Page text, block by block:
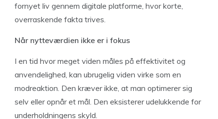
fornyet liv gennem digitale platforme, hvor korte,
overraskende fakta trives.
Når nytteværdien ikke er i fokus
I en tid hvor meget viden måles på effektivitet og
anvendelighed, kan ubrugelig viden virke som en
modreaktion. Den kræver ikke, at man optimerer sig
selv eller opnår et mål. Den eksisterer udelukkende for
underholdningens skyld.